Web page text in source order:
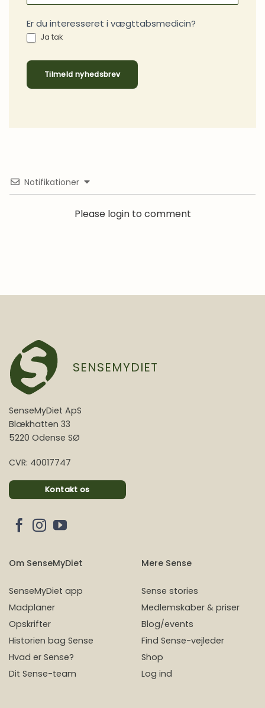
Er du interesseret i vægttabsmedicin?
Ja tak
Tilmeld nyhedsbrev
Notifikationer
Please login to comment
SENSEMYDIET
SenseMyDiet ApS
Blækhatten 33
5220 Odense SØ
CVR: 40017747
Kontakt os
Om SenseMyDiet
SenseMyDiet app
Madplaner
Opskrifter
Historien bag Sense
Hvad er Sense?
Dit Sense-team
Mere Sense
Sense stories
Medlemskaber & priser
Blog/events
Find Sense-vejleder
Shop
Log ind